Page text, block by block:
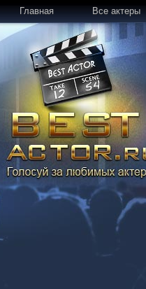
Главная Все актеры